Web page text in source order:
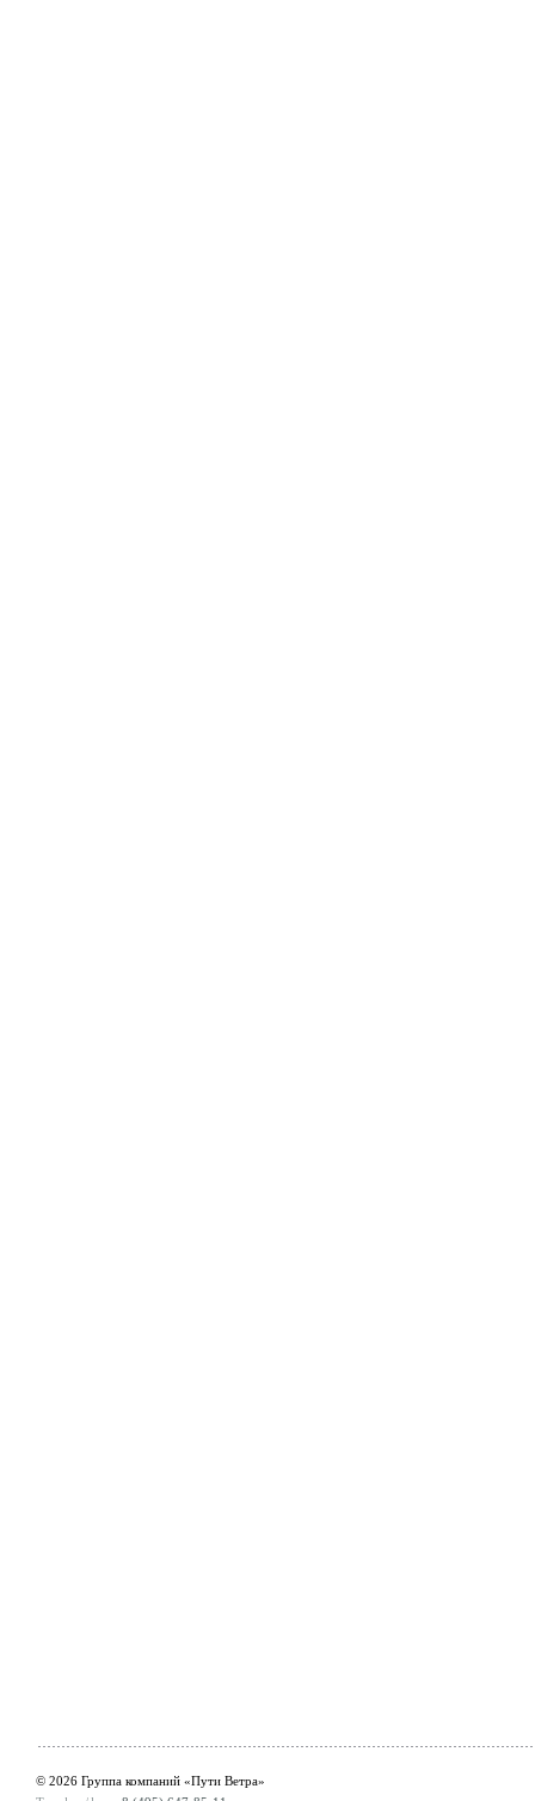
© 2026 Группа компаний «Пути Ветра»